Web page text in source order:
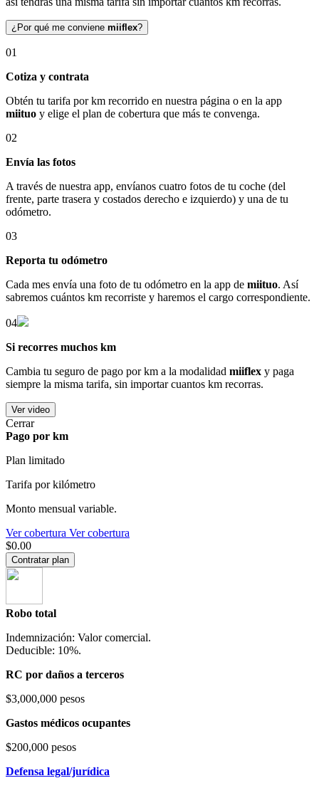
¿Por qué me conviene miiflex?
01
Cotiza y contrata
Obtén tu tarifa por km recorrido en nuestra página o en la app
miituo y elige el plan de cobertura que más te convenga.
02
Envía las fotos
A través de nuestra app, envíanos cuatro fotos de tu coche (del
frente, parte trasera y costados derecho e izquierdo) y una de tu
odómetro.
03
Reporta tu odómetro
Cada mes envía una foto de tu odómetro en la app de miituo. Así
sabremos cuántos km recorriste y haremos el cargo correspondiente.
04
Si recorres muchos km
Cambia tu seguro de pago por km a la modalidad miiflex y paga
siempre la misma tarifa, sin importar cuantos km recorras.
Ver video
Cerrar
Pago por km
Plan limitado
Tarifa por kilómetro
Monto mensual variable.
Ver cobertura Ver cobertura
$0.00
Contratar plan
Robo total
Indemnización: Valor comercial.
Deducible: 10%.
RC por daños a terceros
$3,000,000 pesos
Gastos médicos ocupantes
$200,000 pesos
Defensa legal/jurídica